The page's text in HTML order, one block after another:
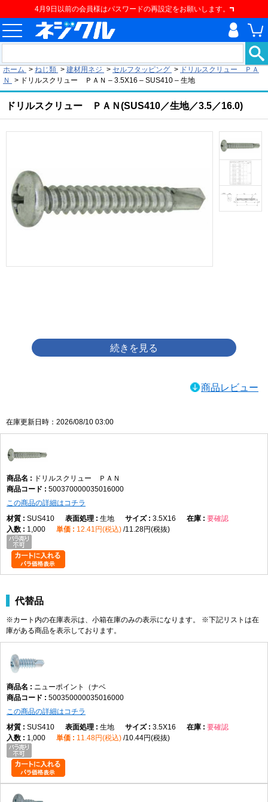
4月9日以前の会員様はパスワードの再設定をお願いします。
ホーム > ねじ類 > 建材用ネジ > セルフタッピング > ドリルスクリュー ＰＡ
Ｎ
> ドリルスクリュー ＰＡＮ – 3.5X16 – SUS410 – 生地
ドリルスクリュー ＰＡＮ(SUS410／生地／3.5／16.0)
商品レビュー
在庫更新日時：2026/08/10 03:00
ドリルスクリュー ＰＡＮ
500370000035016000
この商品の詳細はコチラ
SUS410
生地 3.5X16
要確認
1,000
12.41円(税込) 11.28円(税抜)
代替品
※カート内の在庫表示は、小箱在庫のみの表示になります。 ※下記リストは在
庫がある商品を表示しております。
ニューポイント（ナベ
500350000035016000
この商品の詳細はコチラ
SUS410
生地 3.5X16
要確認
1,000
11.48円(税込) 10.44円(税抜)